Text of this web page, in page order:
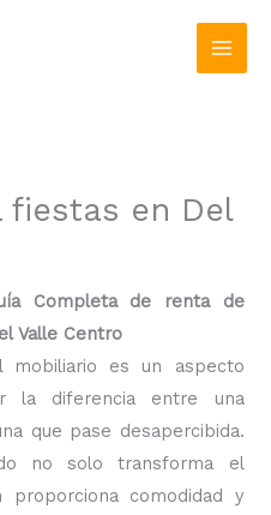
fiestas en Del
Completa de renta de
Valle Centro
mobiliario es un aspecto
la diferencia entre una
que pase desapercibida.
no solo transforma el
proporciona comodidad y